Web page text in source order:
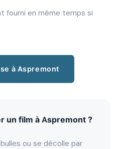
fourni en même temps si
à Aspremont
un film à Aspremont ?
ou se décolle par